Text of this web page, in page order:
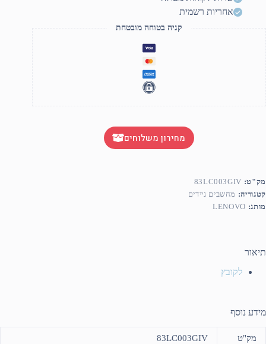
אחריות רשמית
קניה בטוחה מובטחת
מחירון משלוחים
מק"ט: 83LC003GIV
קטגוריה: מחשבים ניידים
מותג: LENOVO
תיאור
לקובץ
מידע נוסף
מק"ט 83LC003GIV